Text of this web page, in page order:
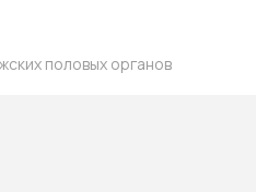
половых органов